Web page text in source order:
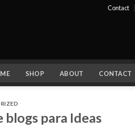
Contact
SHOP ABOUT CONTACT
para Ideas